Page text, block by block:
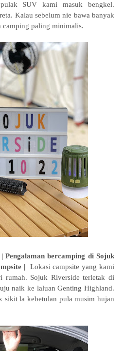
SUV kami masuk bengkel.
Kalau sebelum nie bawa banyak
paling minimalis.
Pengalaman bercamping di Sojuk
| Lokasi campsite yang kami
rumah. Sojuk Riverside terletak di
naik ke laluan Genting Highland.
sikit la kebetulan pula musim hujan